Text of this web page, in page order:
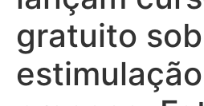
gratuito
estimulação